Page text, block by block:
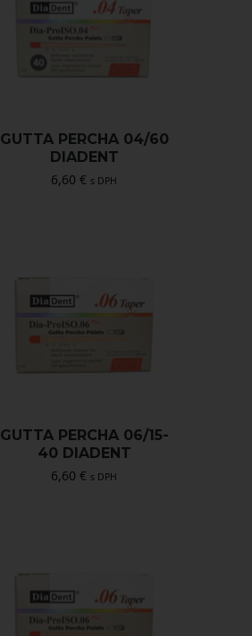
GUTTA PERCHA 04/60
DIADENT
6,60€ s DPH
GUTTA PERCHA 06/15-
40 DIADENT
6,60€ s DPH